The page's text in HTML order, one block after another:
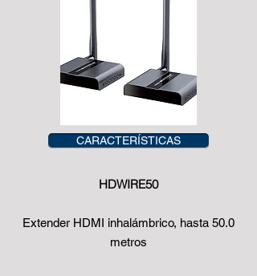
CARACTERÍSTICAS
HDWIRE50
Extender HDMI inhalámbrico, hasta 50.0
metros